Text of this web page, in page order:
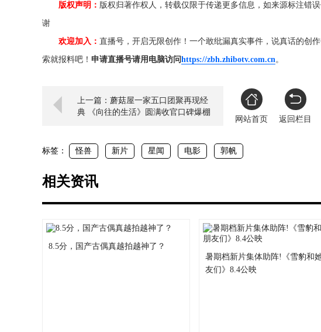
版权声明： 版权归著作权人，转载仅限于传递更多信息，如来源标注错
谢
欢迎加入： 直播号，开启无限创作！一个敢纰漏真实事件，说真话的创
索就报料吧！ 申请直播号请用电脑访问https://zbh.zhibotv.com.cn。
上一篇：蘑菇屋一家五口团聚再现经
典 《向往的生活》圆满收官口碑爆棚
网站首页
返回栏目
标签： 怪兽 新片 星闻 电影 郭帆
相关资讯
8.5分，国产古偶真越拍越神了？
暑期档新片集体助阵!《雪豹和
友们》8.4公映